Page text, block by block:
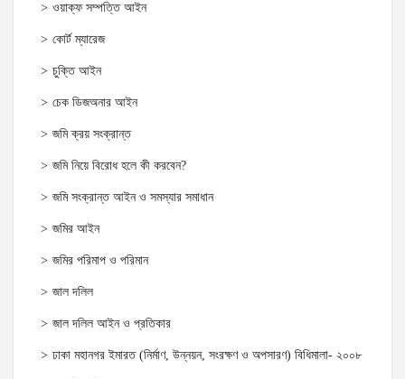
ওয়াক্‌ফ সম্পত্তি আইন
কোর্ট ম্যারেজ
চুক্তি আইন
চেক ডিজঅনার আইন
জমি ক্রয় সংক্রান্ত
জমি নিয়ে বিরোধ হলে কী করবেন?
জমি সংক্রান্ত আইন ও সমস্যার সমাধান
জমির আইন
জমির পরিমাপ ও পরিমান
জাল দলিল
জাল দলিল আইন ও প্রতিকার
ঢাকা মহানগর ইমারত (নির্মাণ, উন্নয়ন, সংরক্ষণ ও অপসারণ) বিধিমালা- ২০০৮